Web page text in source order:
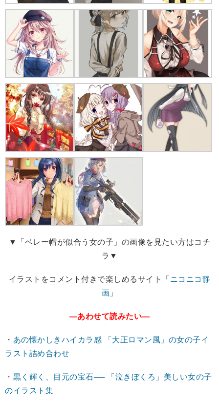
▼「ベレー帽が似合う女の子」の画像を見たい方はコチ
ラ▼
イラストをコメント付きで楽しめるサイト「 ニコニコ静
画 」
―あわせて読みたい―
・ あの懐かしきハイカラ感 「大正ロマン風」の女の子イ
ラスト詰め合わせ
・ 黒く輝く、目元の宝石── 「泣きぼくろ」美しい女の子
のイラスト集